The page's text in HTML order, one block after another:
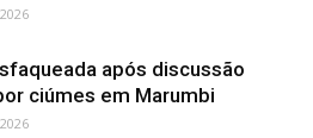
após discussão
ciúmes em Marumbi